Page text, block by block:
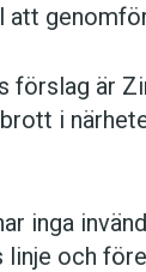
att
förslag är
i
inga
och